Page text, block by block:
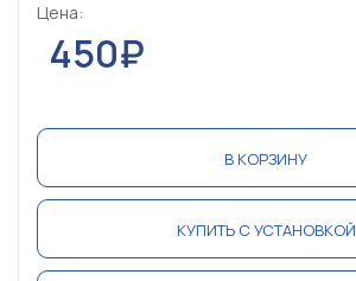
Цена:
450₽
В КОРЗИНУ
КУПИТЬ С УСТАНОВКОЙ